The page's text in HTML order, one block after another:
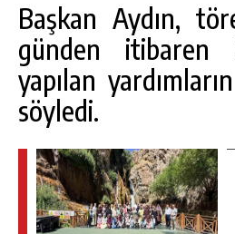
Başkan Aydın,
günden itibaren
yapılan
söyledi.